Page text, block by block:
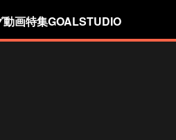
動画特集GOALSTUDIO